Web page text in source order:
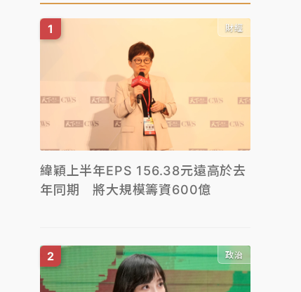
財經
緯穎上半年EPS 156.38元遠高於去
年同期 將大規模籌資600億
政治